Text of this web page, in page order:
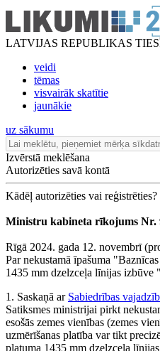
LATVIJAS REPUBLIKAS
veidi
tēmas
visvairāk skatītie
jaunākie
uz sākumu
Izvērstā meklēšana
Autorizēties savā kontā
Kādēļ autorizēties vai reģistrēties?
Ministru kabineta rīkojums Nr.
Rīgā 2024. gada 12. novembrī
Par nekustamā īpašuma
1435 mm dzelzceļa līnijas
1. Saskaņā ar Sabiedrības
Satiksmes ministrijai pirkt
esošās zemes vienības (zemes
uzmērīšanas platība var tikt
platuma 1435 mm dzelzceļa